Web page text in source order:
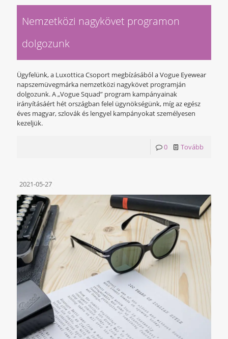
Nemzetközi nagykövet programon
dolgozunk
Ügyfelünk, a Luxottica Csoport megbízásából a Vogue Eyewear
napszemüvegmárka nemzetközi nagykövet programján
dolgozunk. A „Vogue Squad” program kampányainak
irányításáért hét országban felel ügynökségünk, míg az egész
éves magyar, szlovák és lengyel kampányokat személyesen
kezeljük.
0 Tovább
2021-05-27